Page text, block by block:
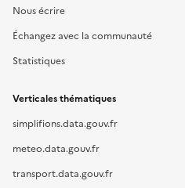
Nous écrire
Échangez avec la communauté
Statistiques
Verticales thématiques
simplifions.data.gouv.fr
meteo.data.gouv.fr
transport.data.gouv.fr